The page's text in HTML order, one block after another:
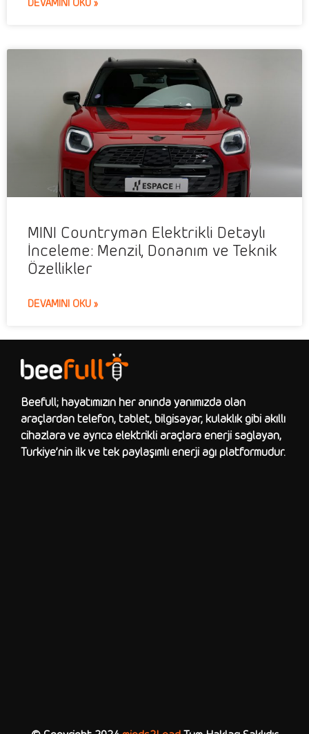
DEVAMINI OKU »
MINI Countryman Elektrikli Detaylı
İnceleme: Menzil, Donanım ve Teknik
Özellikler
DEVAMINI OKU »
Beefull; hayatımızın her anında yanımızda olan
araçlardan telefon, tablet, bilgisayar, kulaklık gibi akıllı
cihazlara ve ayrıca elektrikli araçlara enerji sağlayan,
Türkiye’nin ilk ve tek paylaşımlı enerji ağı platformudur.